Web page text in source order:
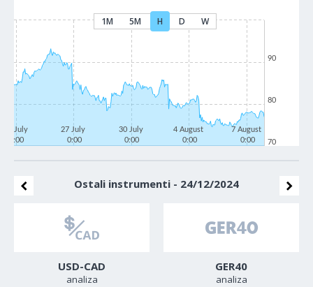
1M 5M H D W
22 July
0:00
27 July
0:00
30 July
0:00
4 August
0:00
7 August
0:00
70
80
90
Ostali instrumenti - 24/12/2024
USD-CAD
analiza
GER40
analiza